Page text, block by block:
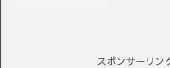
スポンサーリン